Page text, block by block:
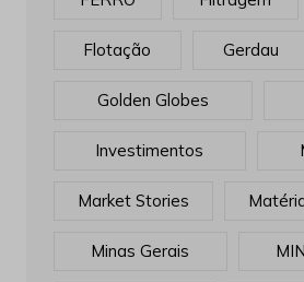
Flotação Gerdau
Golden Globes
Investimentos
Market Stories
Minas Gerais